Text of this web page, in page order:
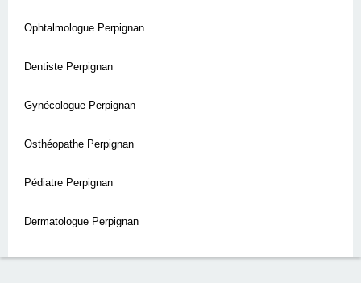
Ophtalmologue Perpignan
Dentiste Perpignan
Gynécologue Perpignan
Osthéopathe Perpignan
Pédiatre Perpignan
Dermatologue Perpignan